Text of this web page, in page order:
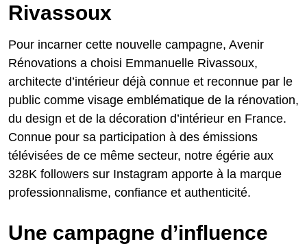
Rivassoux
Pour incarner cette nouvelle campagne, Avenir
Rénovations a choisi Emmanuelle Rivassoux,
architecte d’intérieur déjà connue et reconnue par le
public comme visage emblématique de la rénovation,
du design et de la décoration d’intérieur en France.
Connue pour sa participation à des émissions
télévisées de ce même secteur, notre égérie aux
328K followers sur Instagram apporte à la marque
professionnalisme, confiance et authenticité.
Une campagne d’influence